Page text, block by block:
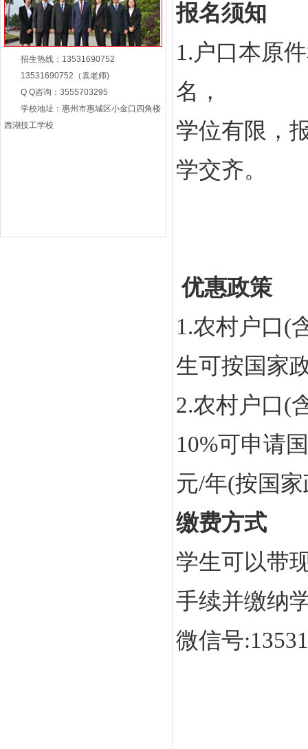
招生热线：13531690752
13531690752（袁老师)
Q Q咨询：3555703295
学校地址：惠州市惠城区小金口四角楼
西湖技工学校
报名须知
1.户口本原
名，
学位有限，
学交齐。
优惠政策
1.农村户口(
生可按国家
2.农村户口(
10%可申请
元/年(按国
缴费方式
学生可以带
手续并缴纳
微信号